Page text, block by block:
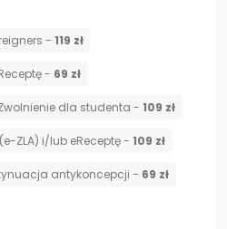
- 119 zł
- 69 zł
dla studenta - 109 zł
ZLA) i/lub eReceptę - 109 zł
antykoncepcji - 69 zł